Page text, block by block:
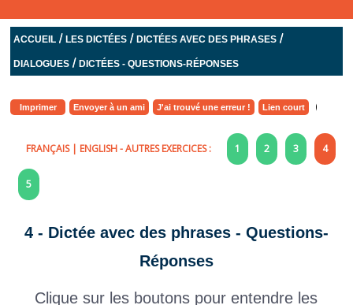
ACCUEIL /LES DICTÉES /DICTÉES AVEC DES PHRASES /
DIALOGUES /DICTÉES - QUESTIONS-RÉPONSES
Imprimer Envoyer à un ami J'ai trouvé une erreur ! Lien court
FRANÇAIS| ENGLISH- AUTRES EXERCICES : 1 2 3 4
5
4 - Dictée avec des phrases - Questions-
Réponses
Clique sur les boutons pour entendre les